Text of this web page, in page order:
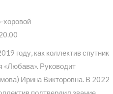
хоровой
году, как коллектив спутник
«Любава». Руководит
Ирина Викторовна. В 2022